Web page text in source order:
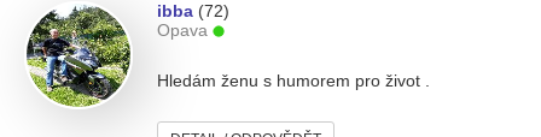
ibba (72)
Opava
Hledám ženu s humorem pro život .